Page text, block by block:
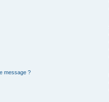
message ?